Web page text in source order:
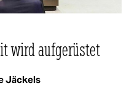
wird aufgerüstet
Jäckels